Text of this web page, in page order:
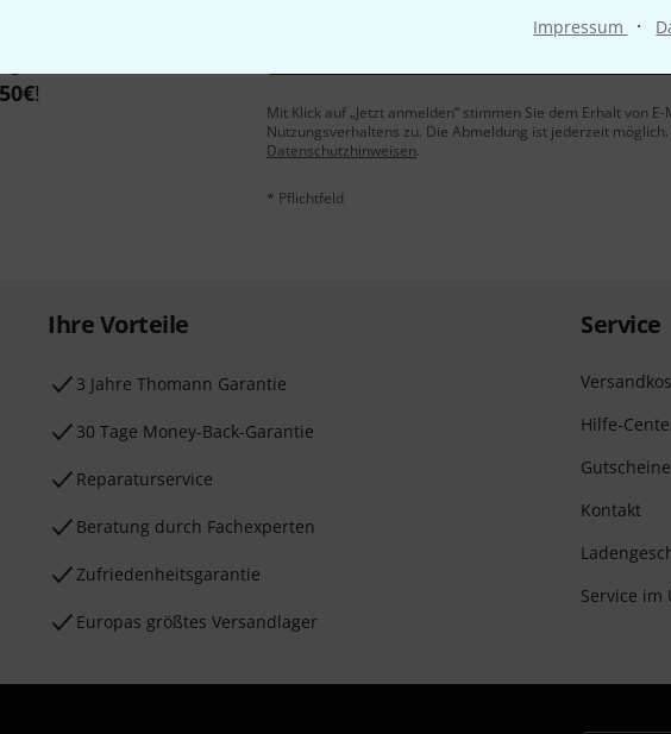
Impressum ·
mit etwas Glück
50€!
Mit Klick auf „Jetzt anmelden“ stimmen Sie dem Erhalt von
Nutzungsverhaltens zu. Die Abmeldung ist jederzeit
Datenschutzhinweisen.
* Pflichtfeld
Ihre Vorteile
3 Jahre Thomann Garantie
30 Tage Money-Back-Garantie
Reparaturservice
Beratung durch Fachexperten
Zufriedenheitsgarantie
Europas größtes Versandlager
Service
Hilfe-
Gutscheine
Kontakt
Service im